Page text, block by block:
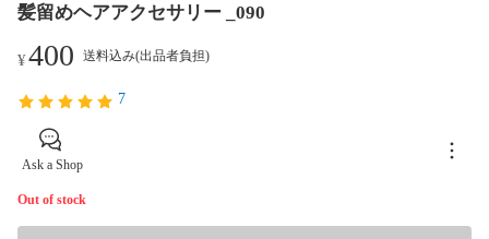
髪留めヘアアクセサリー _090
¥400 送料込み(出品者負担)
7
Ask a Shop
Out of stock